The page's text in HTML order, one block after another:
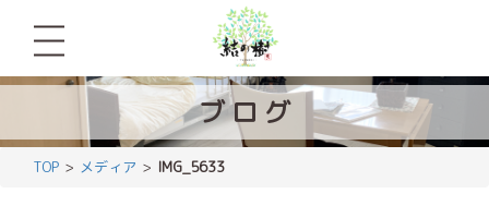
ブロ グ
TOP メディア IMG_5633